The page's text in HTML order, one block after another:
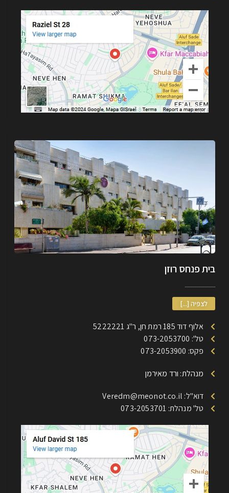
בית פנחס רוזן
לצפיה [...]
אלוף דוד 185 רמת חן, ר"ג 5222221
טל': 073-2053700
פקס: 073-2053900
מנהלת: ורד מאירמן
דוא"ל: Veredm@meonot.co.il
טל' מנהלת: 073-2053701